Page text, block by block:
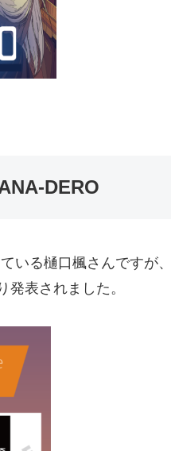
DERO
いる樋口楓さんですが
発表されました。